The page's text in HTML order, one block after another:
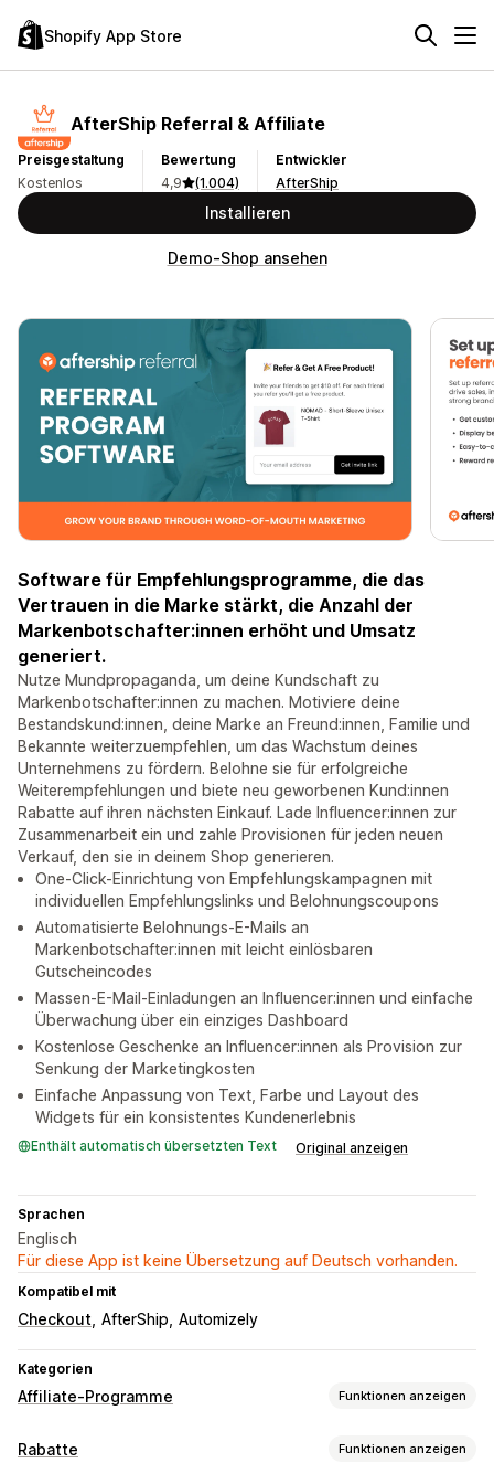
Shopify App Store
AfterShip Referral & Affiliate
Preisgestaltung
Kostenlos
Bewertung
4,9
(1.004)
Entwickler
AfterShip
Installieren
Demo-Shop ansehen
Software für Empfehlungsprogramme, die das
Vertrauen in die Marke stärkt, die Anzahl der
Markenbotschafter:innen erhöht und Umsatz
generiert.
Nutze Mundpropaganda, um deine Kundschaft zu
Markenbotschafter:innen zu machen. Motiviere deine
Bestandskund:innen, deine Marke an Freund:innen, Familie und
Bekannte weiterzuempfehlen, um das Wachstum deines
Unternehmens zu fördern. Belohne sie für erfolgreiche
Weiterempfehlungen und biete neu geworbenen Kund:innen
Rabatte auf ihren nächsten Einkauf. Lade Influencer:innen zur
Zusammenarbeit ein und zahle Provisionen für jeden neuen
Verkauf, den sie in deinem Shop generieren.
One-Click-Einrichtung von Empfehlungskampagnen mit
individuellen Empfehlungslinks und Belohnungscoupons
Automatisierte Belohnungs-E-Mails an
Markenbotschafter:innen mit leicht einlösbaren
Gutscheincodes
Massen-E-Mail-Einladungen an Influencer:innen und einfache
Überwachung über ein einziges Dashboard
Kostenlose Geschenke an Influencer:innen als Provision zur
Senkung der Marketingkosten
Einfache Anpassung von Text, Farbe und Layout des
Widgets für ein konsistentes Kundenerlebnis
Enthält automatisch übersetzten Text Original anzeigen
Sprachen
Englisch
Für diese App ist keine Übersetzung auf Deutsch vorhanden.
Kompatibel mit
Checkout AfterShip Automizely
Kategorien
Affiliate-Programme Funktionen anzeigen
Provisionsoptionen
Rabatte Funktionen anzeigen